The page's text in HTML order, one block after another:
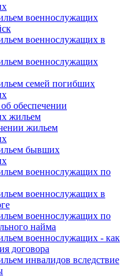
военнослужащих
военнослужащих в
военнослужащих
семей погибших
обеспечении
жильем
жильем
бывших
военнослужащих по
военнослужащих в
военнослужащих по
найма
военнослужащих - как
договора
инвалидов вследствие